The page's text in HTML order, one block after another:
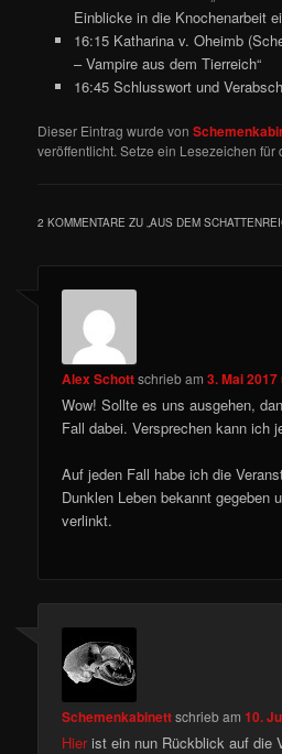
Einblicke in die Knochenarbeit
16:15 Katharina v. Oheimb
– Vampire aus dem Tierreich“
16:45 Schlusswort und
Dieser Eintrag wurde von
veröffentlicht. Setze ein Lesezeichen für
2 KOMMENTARE ZU „AUS DEM
Alex Schottschriebam3. Mai
Wow! Sollte es uns ausgehen,
Fall dabei. Versprechen kann ich
Auf jeden Fall habe ich die
Dunklen Leben bekannt gegeben
verlinkt.
Schemenkabinettschriebam10.
Hierist ein nun Rückblick auf die